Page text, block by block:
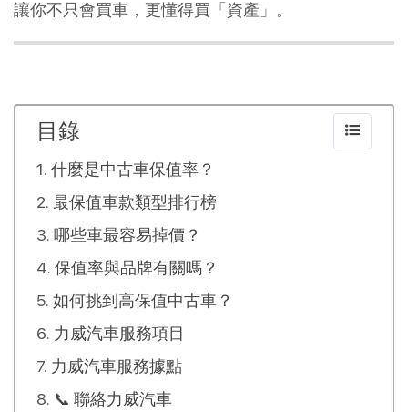
讓你不只會買車，更懂得買「資產」。
目錄
什麼是中古車保值率？
最保值車款類型排行榜
哪些車最容易掉價？
保值率與品牌有關嗎？
如何挑到高保值中古車？
力威汽車服務項目
力威汽車服務據點
📞 聯絡力威汽車